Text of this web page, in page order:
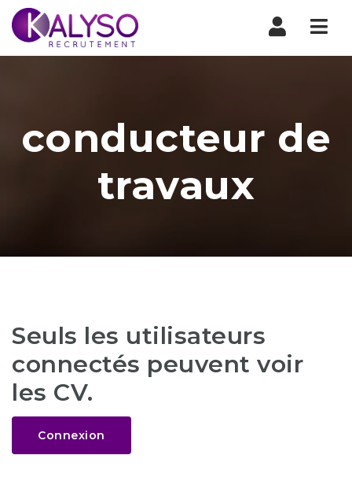
conducteur de
travaux
Seuls les utilisateurs
connectés peuvent voir
les CV.
Connexion